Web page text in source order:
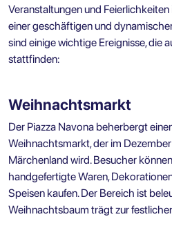
Veranstaltungen und Feierlichkeiten
einer geschäftigen und
sind einige wichtige Ereignisse, die
stattfinden:
Weihnachtsmarkt
Der Piazza Navona beherbergt
Weihnachtsmarkt, der im
Märchenland wird. Besucher
handgefertigte Waren,
Speisen kaufen. Der Bereich ist
Weihnachtsbaum trägt zur